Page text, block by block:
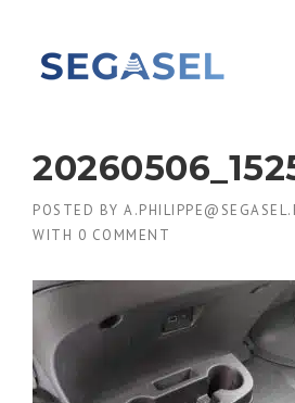
content
POSTED BY
WITH 0 COMMENT